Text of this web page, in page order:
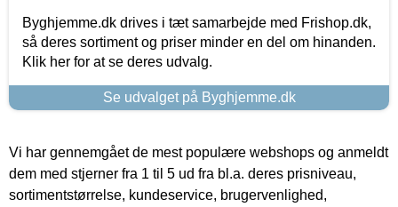
Byghjemme.dk drives i tæt samarbejde med Frishop.dk,
så deres sortiment og priser minder en del om hinanden.
Klik her for at se deres udvalg.
Se udvalget på Byghjemme.dk
Vi har gennemgået de mest populære webshops og anmeldt
dem med stjerner fra 1 til 5 ud fra bl.a. deres prisniveau,
sortimentstørrelse, kundeservice, brugervenlighed,